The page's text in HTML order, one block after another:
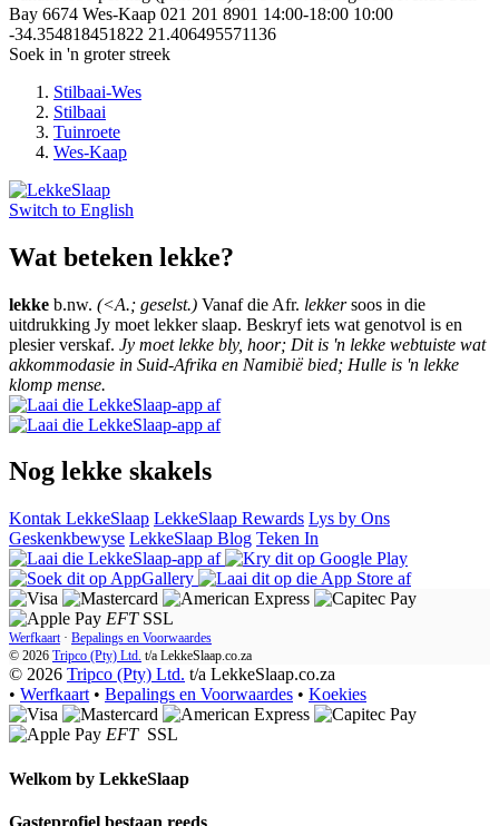
Bay 6674 Wes-Kaap 021 201 8901 14:00-18:00 10:00
-34.354818451822 21.406495571136
Soek in 'n groter streek
Stilbaai-Wes
Stilbaai
Tuinroete
Wes-Kaap
Switch to English
Wat beteken lekke?
lekke b.nw. (<A.; geselst.) Vanaf die Afr. lekkersoos in die
uitdrukking Jy moet lekker slaap. Beskryf iets wat genotvol is en
plesier verskaf. Jy moet lekke bly, hoor; Dit is 'n lekke webtuiste wat
akkommodasie in Suid-Afrika en Namibië bied; Hulle is 'n lekke
klomp mense.
Nog lekke skakels
Kontak LekkeSlaap LekkeSlaap Rewards Lys by Ons
Geskenkbewyse LekkeSlaap Blog Teken In
EFT SSL
Werfkaart · Bepalings en Voorwaardes
© 2026 Tripco (Pty) Ltd. t/a LekkeSlaap.co.za
© 2026 Tripco (Pty) Ltd. t/a LekkeSlaap.co.za
• Werfkaart • Bepalings en Voorwaardes • Koekies
EFT SSL
Welkom by LekkeSlaap
Gasteprofiel bestaan ​​reeds